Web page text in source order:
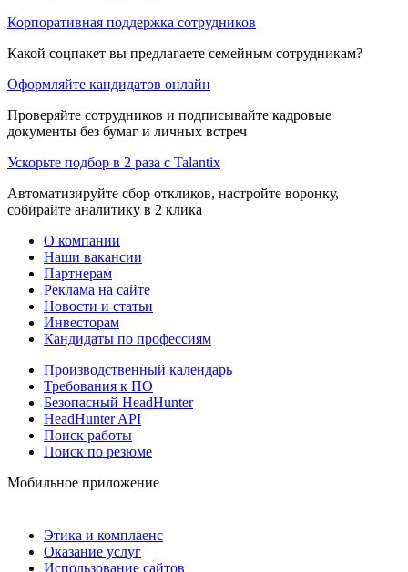
Корпоративная поддержка сотрудников
Какой соцпакет вы предлагаете семейным сотрудникам?
Оформляйте кандидатов онлайн
Проверяйте сотрудников и подписывайте кадровые
документы без бумаг и личных встреч
Ускорьте подбор в 2 раза с Talantix
Автоматизируйте сбор откликов, настройте воронку,
собирайте аналитику в 2 клика
О компании
Наши вакансии
Партнерам
Реклама на сайте
Новости и статьи
Инвесторам
Кандидаты по профессиям
Производственный календарь
Требования к ПО
Безопасный HeadHunter
HeadHunter API
Поиск работы
Поиск по резюме
Мобильное приложение
Этика и комплаенс
Оказание услуг
Использование сайтов